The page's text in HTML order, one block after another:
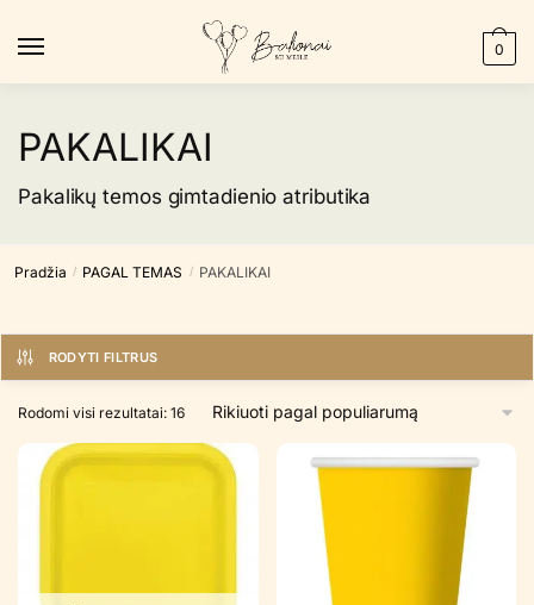
0
PAKALIKAI
Pakalikų temos gimtadienio atributika
Pradžia / PAGAL TEMAS / PAKALIKAI
RODYTI FILTRUS
Rodomi visi rezultatai: 16Rūšiuojama
populiarumą